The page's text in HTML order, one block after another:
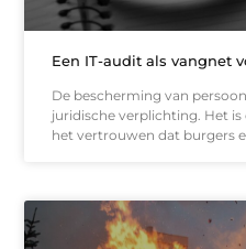
Een IT-audit als vangnet
De bescherming van
juridische verplichting. Het is
het vertrouwen dat burgers